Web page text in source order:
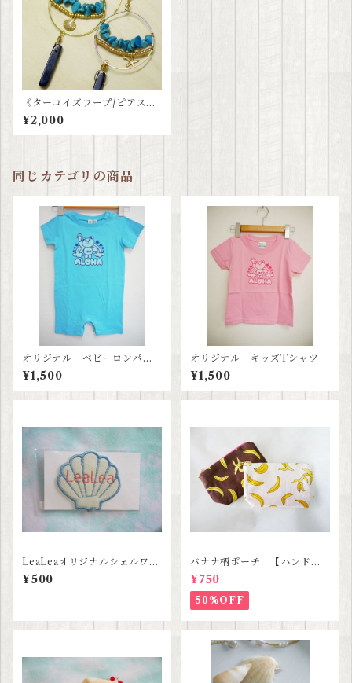
《ターコイズフープ/ピアス》
ハンドメイド
¥2,000
同じカテゴリの商品
オリジナル ベビーロンパー
ス
¥1,500
オリジナル キッズTシャツ
¥1,500
LeaLeaオリジナルシェルワッ
ペン
¥500
バナナ柄ポーチ 【ハンドメ
イド】SALE
¥750
50%OFF